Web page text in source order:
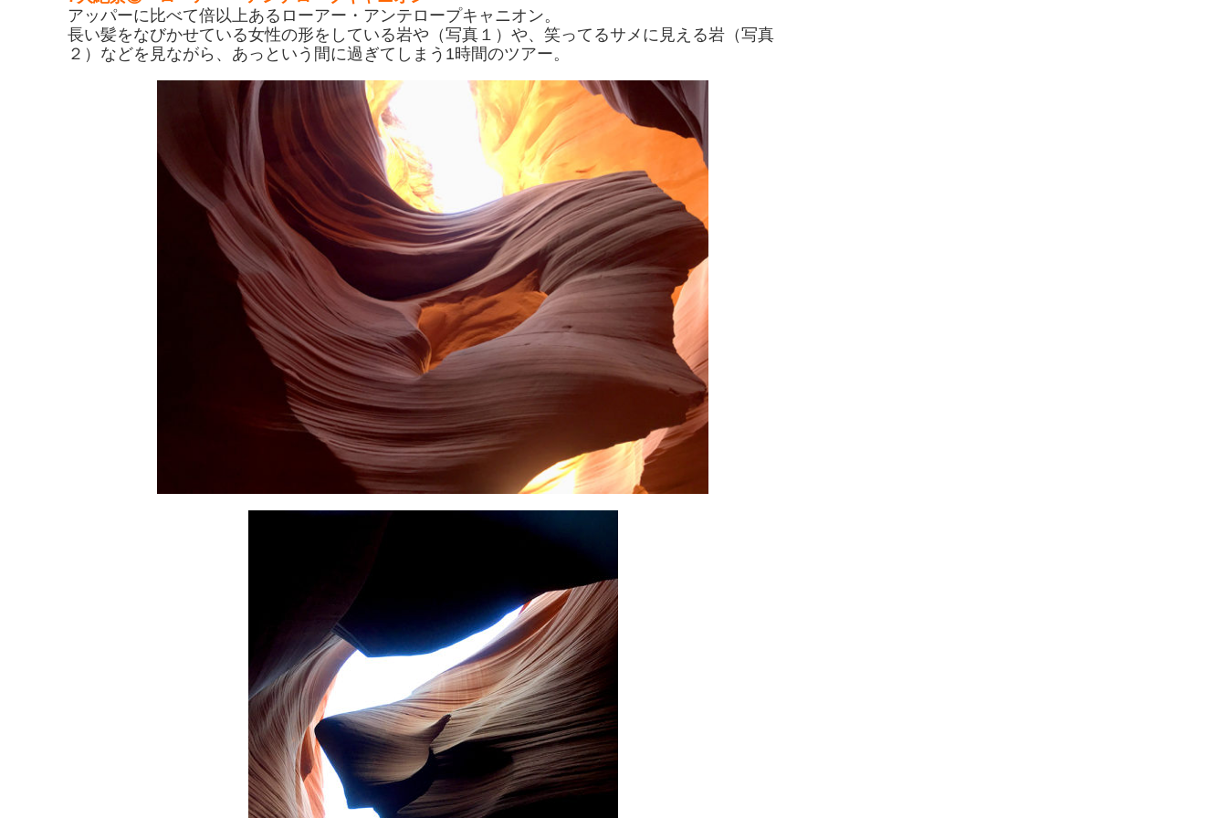
アッパーに比べて倍以上あるローアー・アンテロープキャニオン。
長い髪をなびかせている女性の形をしている岩や（写真１）や、笑ってるサメに見える岩（写真
２）などを見ながら、あっという間に過ぎてしまう1時間のツアー。